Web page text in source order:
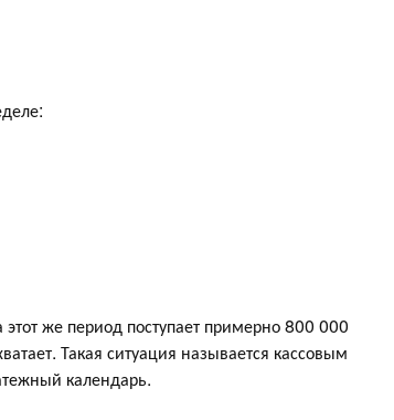
же период поступает примерно 800 000
Такая ситуация называется кассовым
календарь.